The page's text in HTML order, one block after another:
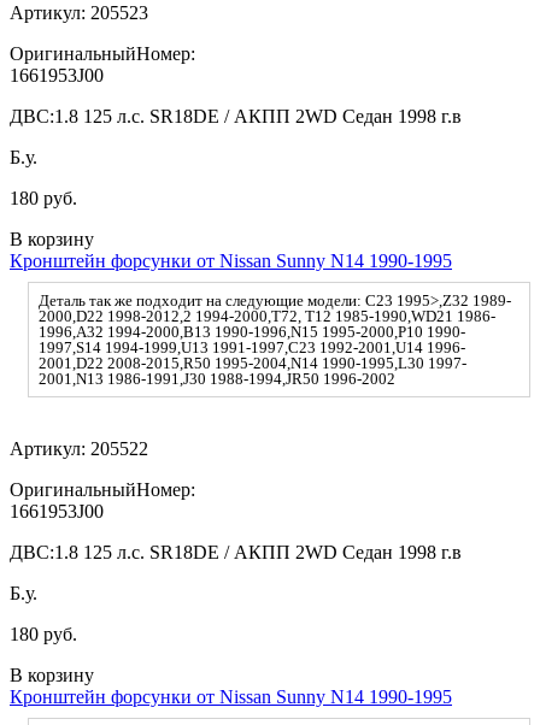
Артикул: 205523
ОригинальныйНомер:
1661953J00
ДВС:1.8 125 л.с. SR18DE / АКПП 2WD Седан 1998 г.в
Б.у.
180 руб.
В корзину
Кронштейн форсунки от Nissan Sunny N14 1990-1995
Деталь так же подходит на следующие модели: C23 1995>,Z32 1989-
2000,D22 1998-2012,2 1994-2000,T72, T12 1985-1990,WD21 1986-
1996,A32 1994-2000,B13 1990-1996,N15 1995-2000,P10 1990-
1997,S14 1994-1999,U13 1991-1997,C23 1992-2001,U14 1996-
2001,D22 2008-2015,R50 1995-2004,N14 1990-1995,L30 1997-
2001,N13 1986-1991,J30 1988-1994,JR50 1996-2002
Артикул: 205522
ОригинальныйНомер:
1661953J00
ДВС:1.8 125 л.с. SR18DE / АКПП 2WD Седан 1998 г.в
Б.у.
180 руб.
В корзину
Кронштейн форсунки от Nissan Sunny N14 1990-1995